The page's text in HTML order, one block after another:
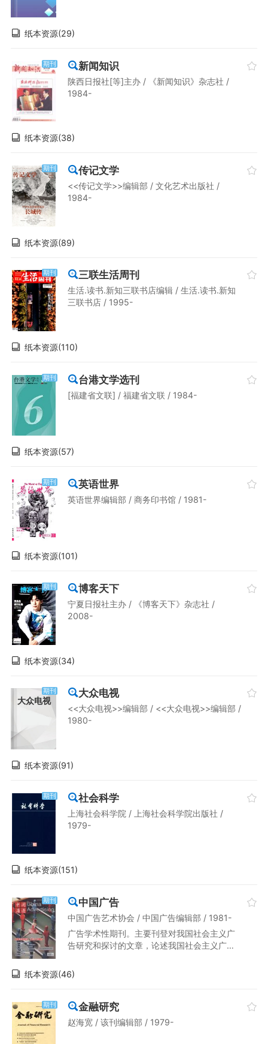
纸本资源(29)
期刊 新闻知识
陕西日报社[等]主办 / 《新闻知识》杂志社 /
1984-
纸本资源(38)
期刊 传记文学
<<传记文学>>编辑部 / 文化艺术出版社 /
1984-
纸本资源(89)
期刊 三联生活周刊
生活.读书.新知三联书店编辑 / 生活.读书.新知
三联书店 / 1995-
纸本资源(110)
期刊 台港文学选刊
[福建省文联] / 福建省文联 / 1984-
纸本资源(57)
期刊 英语世界
英语世界编辑部 / 商务印书馆 / 1981-
纸本资源(101)
期刊 博客天下
宁夏日报社主办 / 《博客天下》杂志社 /
2008-
纸本资源(34)
大众电视
期刊 大众电视
<<大众电视>>编辑部 / <<大众电视>>编辑部 /
1980-
纸本资源(91)
期刊 社会科学
上海社会科学院 / 上海社会科学院出版社 /
1979-
纸本资源(151)
期刊 中国广告
中国广告艺术协会 / 中国广告编辑部 / 1981-
广告学术性期刊。主要刊登对我国社会主义广
告研究和探讨的文章，论述我国社会主义广告
其相关联的学科群，交流我国广告业务情况及
成功的广告事例，研究各类广告的构思、设
国内外优秀广告作品、广告史料、资料等。辟
有：专论、广告研究、广告策略、广告设计、
专业讲座、国外广告、副刊等栏目。
纸本资源(46)
期刊 金融研究
赵海宽 / 该刊编辑部 / 1979-